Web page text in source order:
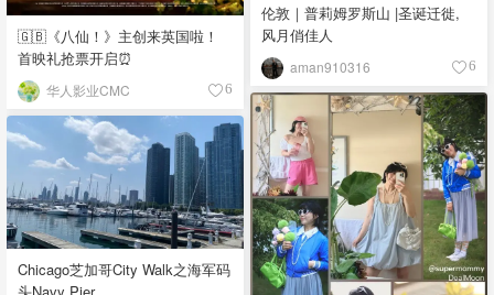
🇬🇧《八仙！》主创来英国啦！
首映礼抢票开启⏰
华人影业CMC 6
伦敦｜普莉姆罗斯山 |圣诞迁徙,
风月俏佳人
aman910316 6
Chicago芝加哥City Walk之海军码
头Navy Pier